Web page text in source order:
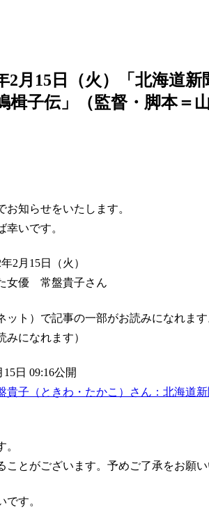
2月15日（火）「北海道
子伝」（監督・脚本＝
知らせをいたします。
いです。
2月15日（火）
た女優 常盤貴子さん
ト）で記事の一部がお読みになれます
みになれます）
日 09:16公開
子（ときわ・たかこ）さん：北海道新
とがございます。予めご了承をお願い
す。